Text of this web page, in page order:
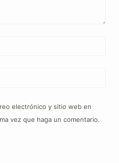
electrónico y sitio web en
vez que haga un comentario.